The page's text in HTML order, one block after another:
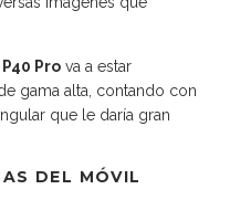
Pro va a estar
gama alta, contando con
que le daría gran
DEL MÓVIL